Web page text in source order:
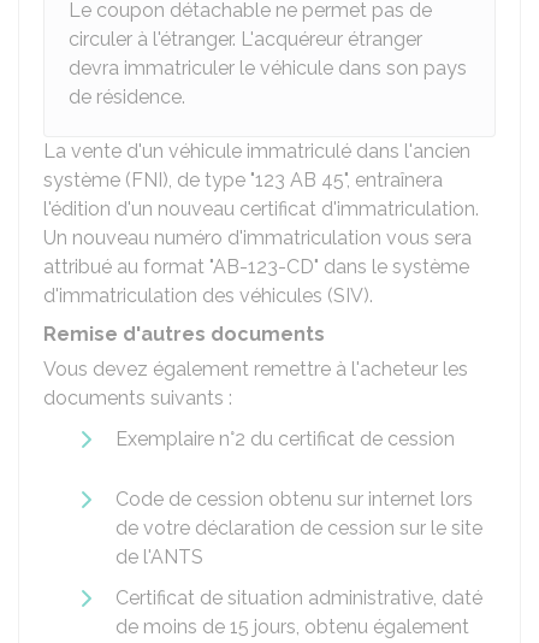
Le coupon détachable ne permet pas de
circuler à l'étranger. L'acquéreur étranger
devra immatriculer le véhicule dans son pays
de résidence.
La vente d'un véhicule immatriculé dans l'ancien
système (FNI), de type "123 AB 45", entraînera
l'édition d'un nouveau certificat d'immatriculation.
Un nouveau numéro d'immatriculation vous sera
attribué au format "AB-123-CD" dans le système
d'immatriculation des véhicules (SIV).
Remise d'autres documents
Vous devez également remettre à l'acheteur les
documents suivants :
Exemplaire n°2 du certificat de cession
Code de cession obtenu sur internet lors
de votre déclaration de cession sur le site
de l'ANTS
Certificat de situation administrative, daté
de moins de 15 jours, obtenu également